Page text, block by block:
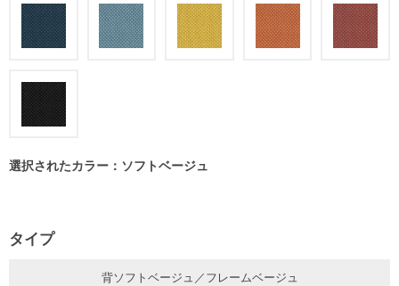
選択されたカラー：ソフトベージュ
タイプ
背ソフトベージュ／フレームベージュ